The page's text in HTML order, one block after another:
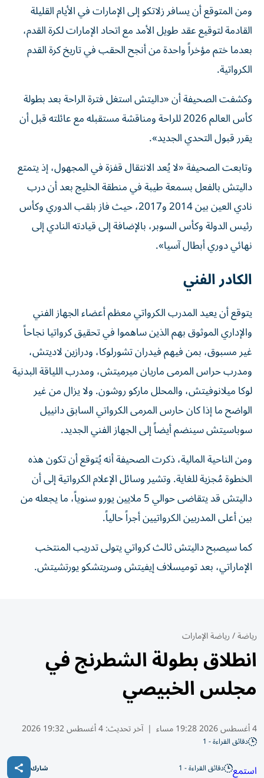
ومن المتوقع أن يسافر زلاتكو إلى الإمارات في الأيام القليلة
القادمة لتوقيع عقد طويل الأمد مع اتحاد الإمارات لكرة القدم،
بعدما ختم مؤخراً واحدة من أنجح الحقب في تاريخ كرة القدم
الكرواتية.
وكشفت الصحيفة أن «داليتش استغل فترة الراحة بعد بطولة
كأس العالم 2026 للراحة ومناقشة مستقبله مع عائلته قبل أن
يقرر قبول التحدي الجديد».
وتابعت الصحيفة «لا يُعد الانتقال قفزة في المجهول، إذ يتمتع
داليتش بالفعل بسمعة طيبة في منطقة الخليج بعد أن درب
نادي العين بين 2014 و2017، حيث فاز بلقب الدوري وكأس
رئيس الدولة وكأس السوبر، بالإضافة إلى قيادته النادي إلى
نهائي دوري أبطال آسيا».
الكادر الفني
يتوقع أن يعيد المدرب الكرواتي معظم أعضاء الجهاز الفني
والإداري الموثوق بهم الذين ساهموا في تحقيق كرواتيا نجاحاً
غير مسبوق، بمن فيهم فيدران تشورلوكا، ودرازين لاديتش،
ومدرب حراس المرمى ماريان ميرميتش، ومدرب اللياقة البدنية
لوكا ميلانوفيتش، والمحلل ماركو روشون. ولا يزال من غير
الواضح ما إذا كان حارس المرمى الكرواتي السابق دانييل
سوباسيتش سينضم أيضاً إلى الجهاز الفني الجديد.
ومن الناحية المالية، ذكرت الصحيفة أنه يُتوقع أن تكون هذه
الخطوة مُجزية للغاية. وتشير وسائل الإعلام الكرواتية إلى أن
داليتش قد يتقاضى حوالي 5 ملايين يورو سنوياً، ما يجعله من
بين أعلى المدربين الكرواتيين أجراً حالياً.
كما سيصبح داليتش ثالث كرواتي يتولى تدريب المنتخب
الإماراتي، بعد توميسلاف إيفيتش وسريتشكو يورتشيتش.
رياضة/رياضة الإمارات
انطلاق بطولة الشطرنج في
مجلس الخبيصي
4 أغسطس 2026 19:28 مساء | آخر تحديث:4 أغسطس 19:32 2026
دقائق القراءة - 1
استمع دقائق القراءة - 1 شارك